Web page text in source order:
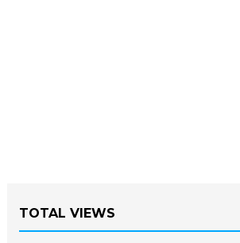
TOTAL VIEWS